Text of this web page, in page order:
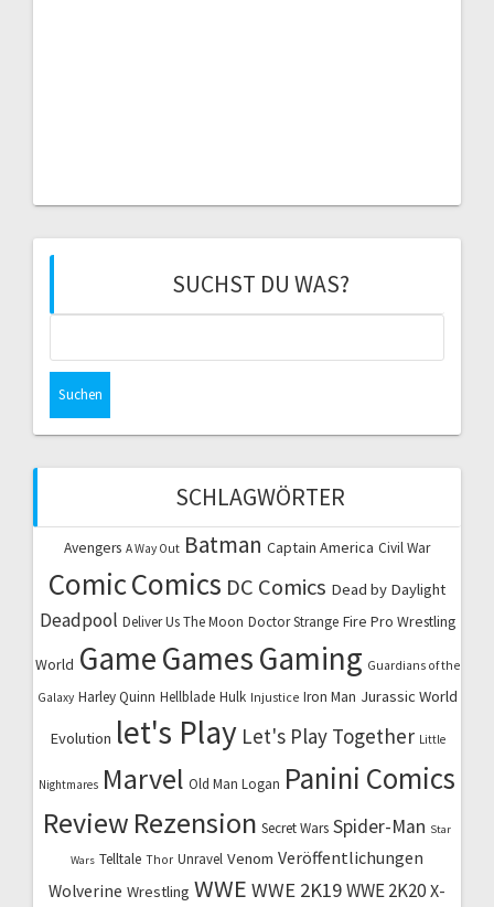
SUCHST DU WAS?
SCHLAGWÖRTER
Avengers A Way Out Batman Captain America Civil War
ComicComics DC Comics Dead by Daylight
Deadpool Deliver Us The Moon Doctor Strange Fire Pro Wrestling
World GameGamesGaming Guardians of the
Galaxy Harley Quinn Hellblade Hulk Injustice Iron Man Jurassic World
Evolution let's Play Let's Play Together Little
Nightmares Marvel Old Man Logan Panini Comics
Review Rezension Secret Wars Spider-Man Star
Wars Telltale Thor Unravel Venom Veröffentlichungen
Wolverine Wrestling WWE WWE 2K19WWE 2K20 X-